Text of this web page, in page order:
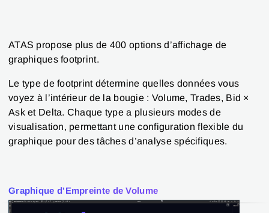
ATAS propose plus de 400 options d’affichage de
graphiques footprint.
Le type de footprint détermine quelles données vous
voyez à l’intérieur de la bougie : Volume, Trades, Bid ×
Ask et Delta. Chaque type a plusieurs modes de
visualisation, permettant une configuration flexible du
graphique pour des tâches d’analyse spécifiques.
Graphique d'Empreinte de Volume